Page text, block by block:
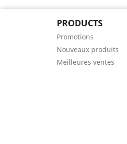
PRODUCTS
Promotions
Nouveaux produits
Meilleures ventes